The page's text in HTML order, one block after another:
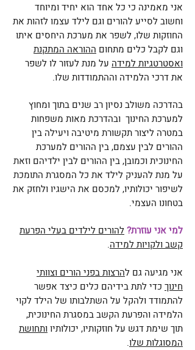
אני מאמינה כי כל אחד הוא יחיד ומיוחד
וחשוב לסייע להורים וגם לילד עצמו לזהות את
החוזקות שלו, לשפר את מערכת היחסים איתו
וגם לקבל כלים מתחום ההוראה המתקנת
ואסטרטגיות למידה על מנת לעזור לו לשפר
את דרכי הלמידה וההתמודדות שלו.
בהדרכה משולב נסיון רב שנים בתוך ומחוץ
למערכת החינוך ובהדרכת מאות משפחות
במטרה ליצור תקשורת מיטיבה ויעילה בין
ההורים לבין עצמם, בין ההורים למערכת
החינוכית וכמובן, בין ההורים לבין ילדיהם וזאת
על מנת להעניק לילד את כל המסגרת התומכת
לשיפור יכולותיו, למכסם את הישגיו ולחזק את
בטחונו העצמי.
למי אני עוזרת?להורים לילדים בעלי הפרעת
קשב ולקויות למידה.
אני מגיעה גם להרצות בפני הורים וצוותי
חינוך כדי לתת בידיהם כלים כיצד אפשר
להתמודד ולהקל על השתלבותו של הילד לקוי
הלמידה והפרעת הקשב במסגרת החינוכית,
תוך שימת דגש על חוזקותיו, יכולותיו ותחושת
המסוגלות שלו.